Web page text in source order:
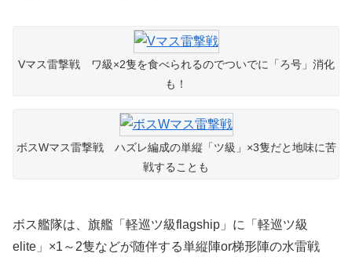
Vマス雷撃戦 ワ級×2隻を食べられるのでついでに「ろ号」消化
も！
ボスWマス雷撃戦 ハズレ編成の単縦「ツ級」×3隻だと地味に苦
戦することも
ボス艦隊は、旗艦「軽巡ツ級flagship」に「軽巡ツ級
elite」×1～2隻などが随伴する単縦陣or梯形陣の水雷戦